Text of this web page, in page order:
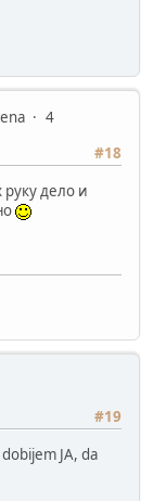
4
#18
дело и
#19
JA, da